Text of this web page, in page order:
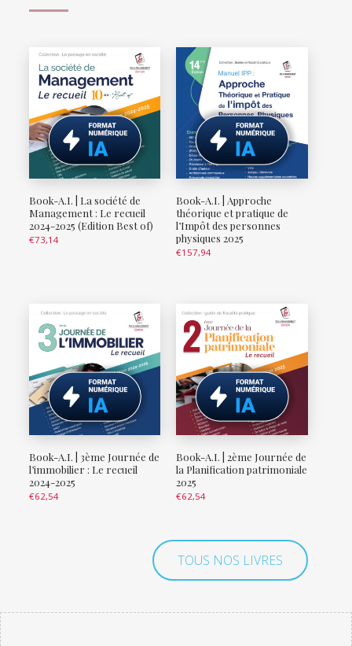
Book-A.I. | La société de
Management : Le recueil
2024-2025 (Edition Best of)
€73,14
Book-A.I. | Approche
théorique et pratique de
l’Impôt des personnes
physiques 2025
€157,94
Book-A.I. | 3ème Journée de
l’immobilier : Le recueil
2024-2025
€62,54
Book-A.I. | 2ème Journée de
la Planification patrimoniale
2025
€62,54
TOUS NOS LIVRES